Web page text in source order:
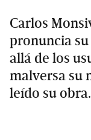
Carlos
pronuncia
allá de los
malversa su
leído su obra.